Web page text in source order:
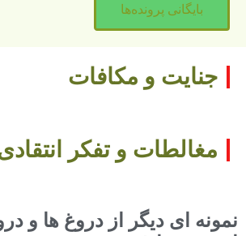
بایگانی پرونده‌ها
جنایت و مکافات
مغالطات و تفکر
نمونه ای دیگر از دروغ ها و